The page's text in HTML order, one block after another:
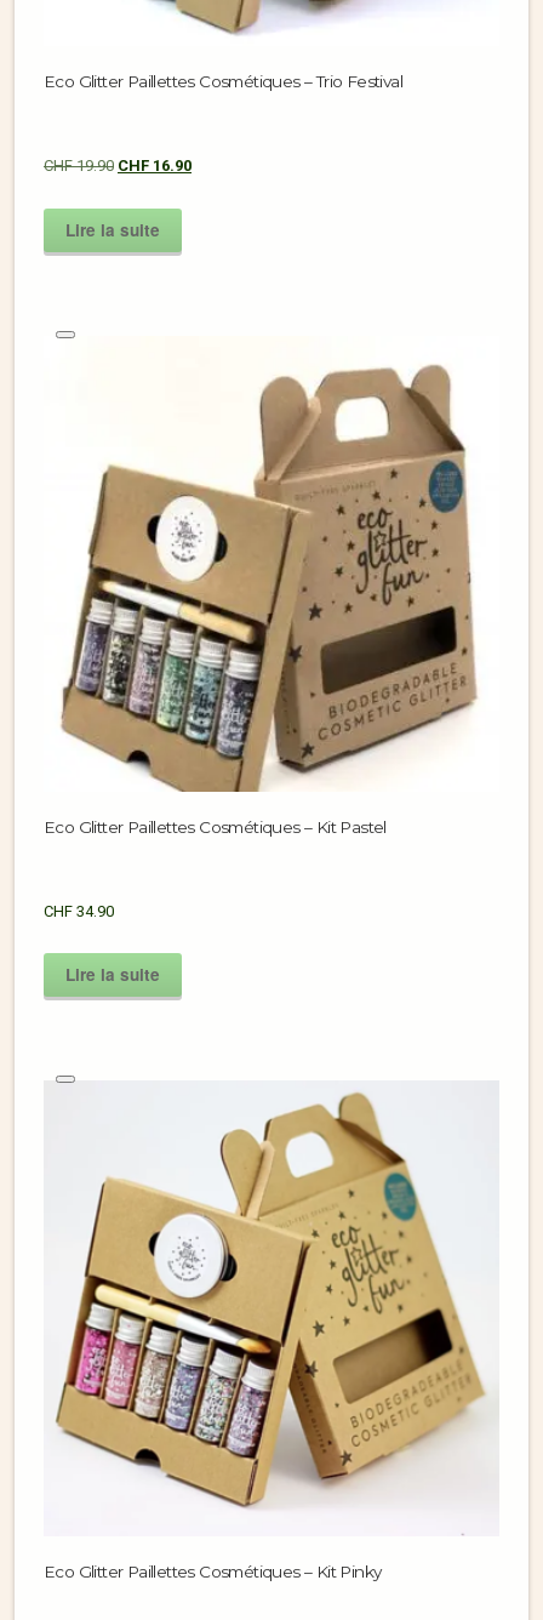
Eco Glitter Paillettes Cosmétiques – Trio Festival
CHF19.90 CHF 16.90
Lire la suite
Eco Glitter Paillettes Cosmétiques – Kit Pastel
CHF 34.90
Lire la suite
Eco Glitter Paillettes Cosmétiques – Kit Pinky